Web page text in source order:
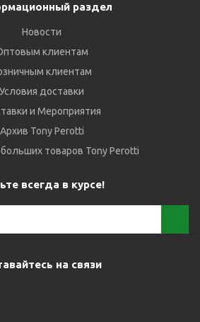
раздел
Новости
клиентам
клиентам
Условия доставки
и Мероприятия
Архив Tony Perotti
товаров Tony Perotti
всегда в курсе!
на связи